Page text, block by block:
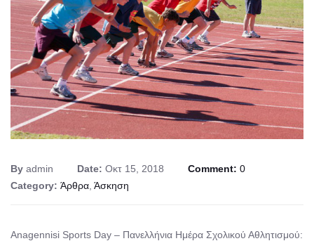
By admin Date: Οκτ 15, 2018 Comment: 0
Category: Άρθρα Άσκηση
Anagennisi Sports Day – Πανελλήνια Ημέρα Σχολικού Αθλητισμού: